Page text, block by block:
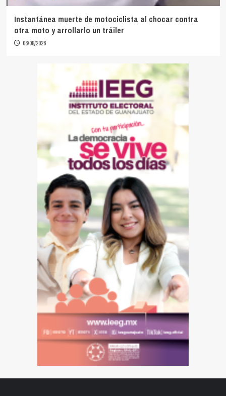
Instantánea muerte de motociclista al chocar contra
otra moto y arrollarlo un tráiler
06/08/2026